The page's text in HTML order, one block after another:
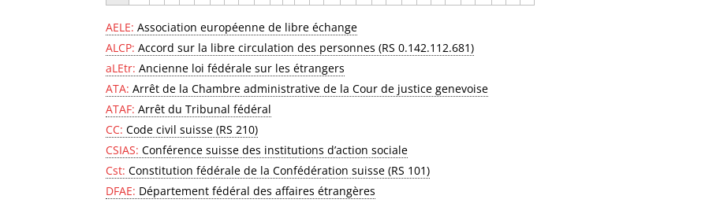
AELE: Association européenne de libre échange
ALCP: Accord sur la libre circulation des personnes (RS 0.142.112.681)
aLEtr: Ancienne loi fédérale sur les étrangers
ATA: Arrêt de la Chambre administrative de la Cour de justice genevoise
ATAF: Arrêt du Tribunal fédéral
CC: Code civil suisse (RS 210)
CSIAS: Conférence suisse des institutions d’action sociale
Cst: Constitution fédérale de la Confédération suisse (RS 101)
DFAE: Département fédéral des affaires étrangères